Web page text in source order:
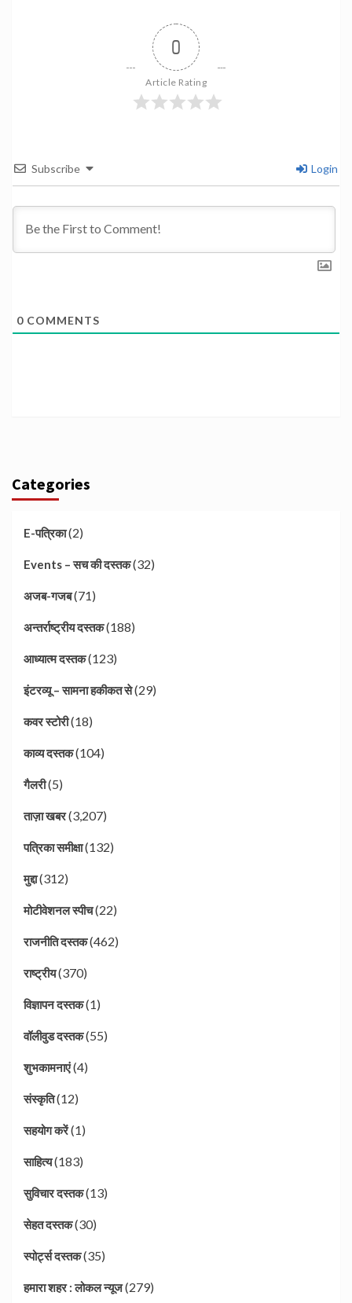
0
Article Rating
Subscribe Login
0 COMMENTS
Categories
E-पत्रिका(2)
Events – सच की दस्तक(32)
अजब-गजब(71)
अन्तर्राष्ट्रीय दस्तक(188)
आध्यात्म दस्तक(123)
इंटरव्यू – सामना हकीकत से(29)
कवर स्टोरी(18)
काव्य दस्तक(104)
गैलरी(5)
ताज़ा खबर(3,207)
पत्रिका समीक्षा(132)
मुद्दा(312)
मोटीवेशनल स्पीच(22)
राजनीति दस्तक(462)
राष्ट्रीय(370)
विज्ञापन दस्तक(1)
वॉलीवुड दस्तक(55)
शुभकामनाएं(4)
संस्कृति(12)
सहयोग करें(1)
साहित्य(183)
सुविचार दस्तक(13)
सेहत दस्तक(30)
स्पोर्ट्स दस्तक(35)
हमारा शहर : लोकल न्यूज(279)